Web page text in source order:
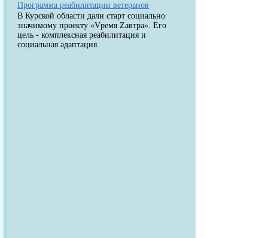
Программа реабилитации ветеранов
В Курской области дали старт социально
значимому проекту «Vремя Zавтра». Его
цель - комплексная реабилитация и
социальная адаптация.